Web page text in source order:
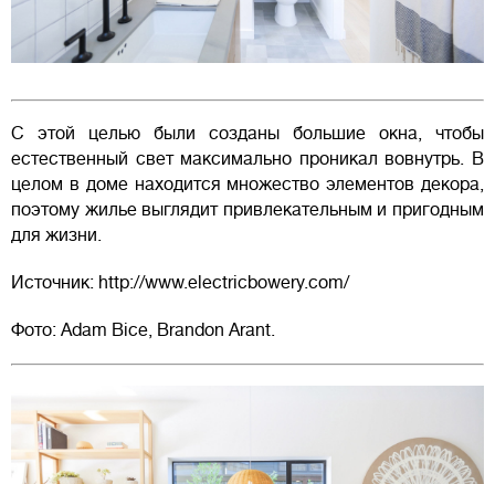
С этой целью были созданы большие окна, чтобы
естественный свет максимально проникал вовнутрь. В
целом в доме находится множество элементов декора,
поэтому жилье выглядит привлекательным и пригодным
для жизни.
Источник: http://www.electricbowery.com/
Фото: Adam Bice, Brandon Arant.